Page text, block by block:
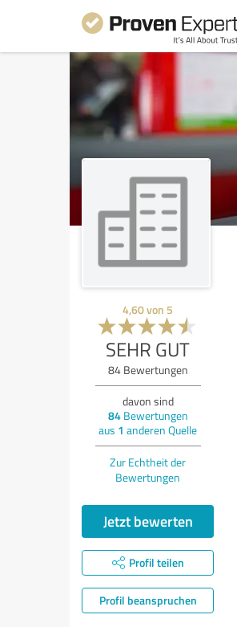
4,60von 5
SEHR GUT
84Bewertungen
davon sind
84Bewertungen
aus 1 anderen Quelle
Zur Echtheit der
Bewertungen
Jetzt bewerten
Profil teilen
Profil beanspruchen